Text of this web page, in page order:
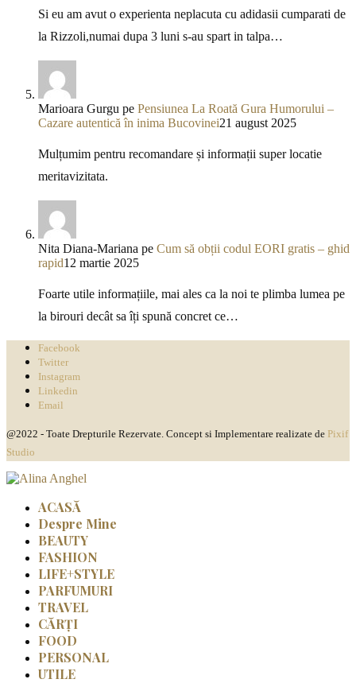
Si eu am avut o experienta neplacuta cu adidasii cumparati de
la Rizzoli,numai dupa 3 luni s-au spart in talpa…
Marioara Gurgu pe Pensiunea La Roată Gura Humorului –
Cazare autentică în inima Bucovinei21 august 2025
Mulțumim pentru recomandare și informații super locatie
meritavizitata.
Nita Diana-Mariana pe Cum să obții codul EORI gratis – ghid
rapid12 martie 2025
Foarte utile informațiile, mai ales ca la noi te plimba lumea pe
la birouri decât sa îți spună concret ce…
Facebook
Twitter
Instagram
Linkedin
Email
@2022 - Toate Drepturile Rezervate. Concept si Implementare realizate de Pixif
Studio
ACASĂ
Despre Mine
BEAUTY
FASHION
LIFE+STYLE
PARFUMURI
TRAVEL
CĂRȚI
FOOD
PERSONAL
UTILE